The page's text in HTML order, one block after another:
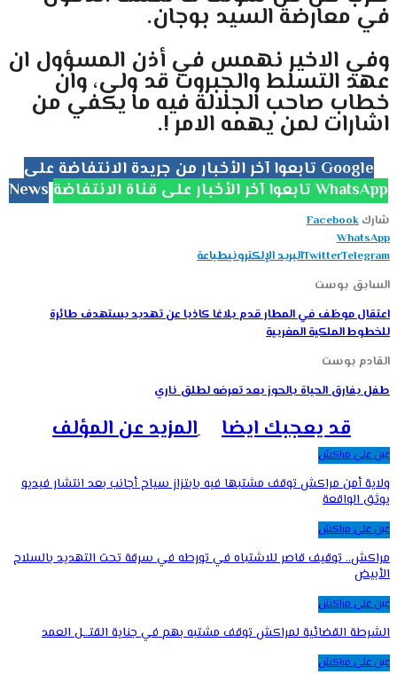
في معارضة السيد بوجان.
وفي الاخير نهمس في أذن المسؤول ان
عهد التسلط والجبروت قد ولى، وان
خطاب صاحب الجلالة فيه ما يكفي من
اشارات لمن يهمه الامر !.
تابعوا آخر الأخبار من جريدة الانتفاضة على Google
News
تابعوا آخر الأخبار على قناة الانتفاضة WhatsApp
شارك Facebook
WhatsApp
TwitterTelegram البريد الإلكترونيطباعة
السابق بوست
اعتقال موظف في المطار قدم بلاغا كاذبا عن تهديد يستهدف طائرة
للخطوط الملكية المغربية
القادم بوست
طفل يفارق الحياة بالحوز بعد تعرضه لطلق ناري
قد يعجبك ايضا المزيد عن المؤلف
عين على مراكش
ولاية أمن مراكش توقف مشتبها فيه بابتزاز سياح أجانب بعد انتشار فيديو
يوثق الواقعة
عين على مراكش
مراكش.. توقيف قاصر للاشتباه في تورطه في سرقة تحت التهديد بالسلاح
الأبيض
عين على مراكش
الشرطة القضائية لمراكش توقف مشتبه بهم في جناية القتـ.ـل العمد
عين على مراكش